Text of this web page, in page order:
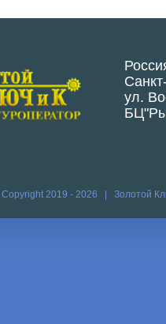
ул.
2019 - 2026 | Золотой